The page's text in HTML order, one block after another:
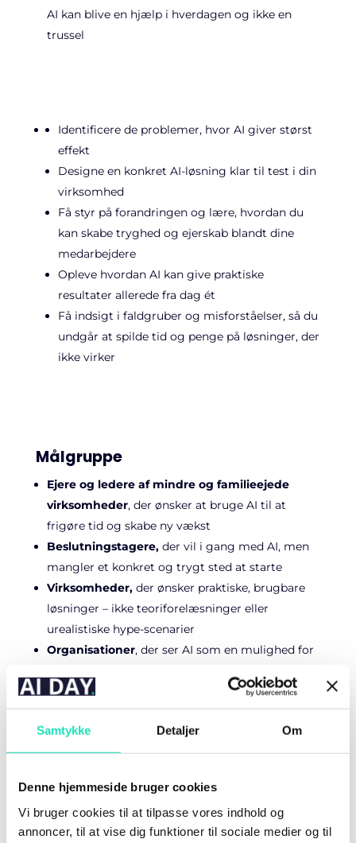
Samtykke Detaljer Om
Denne hjemmeside bruger cookies
Vi bruger cookies til at tilpasse vores indhold og
annoncer, til at vise dig funktioner til sociale medier og til
AI kan blive en hjælp i hverdagen og ikke en
trussel
Identificere de problemer, hvor AI giver størst
effekt
Designe en konkret AI-løsning klar til test i din
virksomhed
Få styr på forandringen og lære, hvordan du
kan skabe tryghed og ejerskab blandt dine
medarbejdere
Opleve hvordan AI kan give praktiske
resultater allerede fra dag ét
Få indsigt i faldgruber og misforståelser, så du
undgår at spilde tid og penge på løsninger, der
ikke virker
Målgruppe
Ejere og ledere af mindre og familieejede
virksomheder, der ønsker at bruge AI til at
frigøre tid og skabe ny vækst
Beslutningstagere,der vil i gang med AI, men
mangler et konkret og trygt sted at starte
Virksomheder,der ønsker praktiske, brugbare
løsninger – ikke teoriforelæsninger eller
urealistiske hype-scenarier
Organisationer, der ser AI som en mulighed for
hverdag – ikke blot som et teknisk projekt
Vi glæder os til at give dig en dag med fokus på
lavpraktisk AI i hverdagen – uden buzzwords, men
Du får: